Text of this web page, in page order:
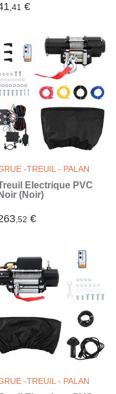
,41 €
-TREUIL - PALAN
Électrique PVC
Noir (Noir)
,52 €
-TREUIL - PALAN